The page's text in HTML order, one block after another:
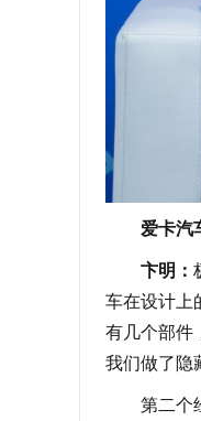
爱卡汽
卞明：
车在设计上
有几个部件
我们做了隐
第二个经